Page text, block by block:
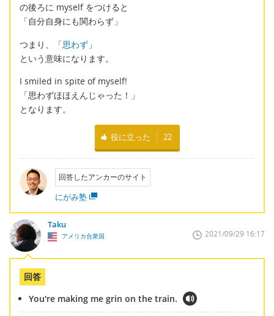
の後ろに myself をつけると
「自分自身にも関わらず」
つまり、「思わず 」
という意味になります。
I smiled in spite of myself!
「思わずほほえんじゃった！」
となります。
役に立った 22
回答したアンカーのサイト
にがみ塾
Taku
アメリカ合衆国 2021/09/29 16:17
回答
You're making me grin on the train.